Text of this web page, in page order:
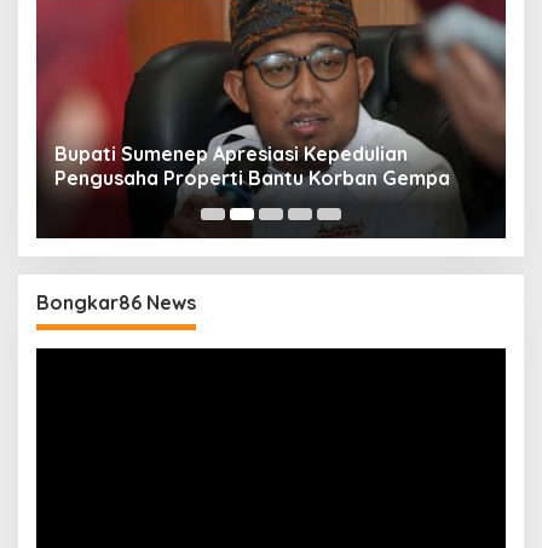
Bupati Sumenep Apresiasi Kepedulian
Pengusaha Properti Bantu Korban Gempa
Bongkar86 News